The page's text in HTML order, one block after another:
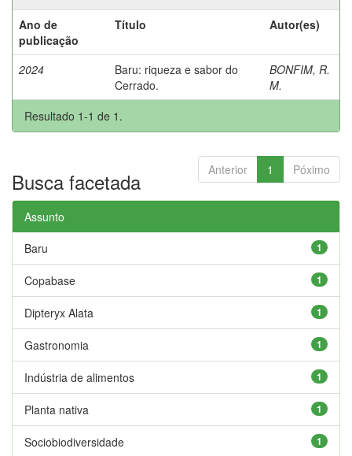
Ano de
publicação
Título Autor(es)
2024
Baru: riqueza e sabor do
Cerrado.
BONFIM, R.
M.
Resultado 1-1 de 1.
Anterior 1 Póximo
Busca facetada
Assunto
1
Baru
1
Copabase
1
Dipteryx Alata
1
Gastronomia
1
Indústria de alimentos
1
Planta nativa
1
Sociobiodiversidade